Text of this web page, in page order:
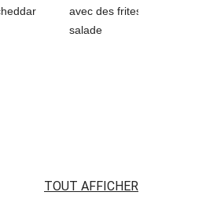
avec des frites au paprika &
salade
TOUT AFFICHER